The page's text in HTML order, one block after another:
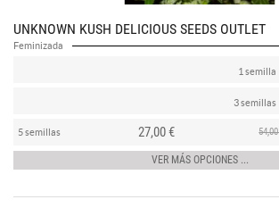
UNKNOWN KUSH DELICIOUS SEEDS OUTLET
Feminizada
1 semilla
3 semillas
5 semillas 27,00 €
VER MÁS OPCIONES ...